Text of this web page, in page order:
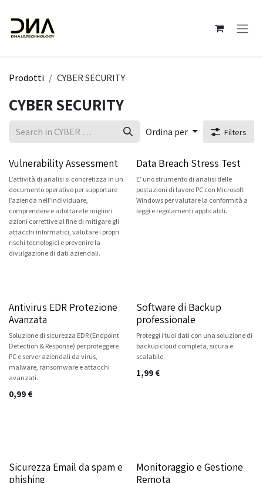
Prodotti CYBER SECURITY
CYBER SECURITY
Ordina per Filters
Vulnerability Assessment
L’attività di analisi si concretizza in un
documento operativo per supportare
l’azienda nell’individuare,
comprendere e adottare le migliori
azioni correttive al fine di mitigare gli
attacchi informatici, valutare i propri
rischi tecnologici e prevenire la
divulgazione di dati aziendali.
Data Breach Stress Test
E’ uno strumento di analisi delle
postazioni di lavoro PC con Microsoft
Windows per valutare la conformità a
leggi e regolamenti applicabili.
Antivirus EDR Protezione
Avanzata
Soluzione di sicurezza EDR (Endpoint
Detection & Response) per proteggere
PC e server aziendali da virus,
malware, ransomware e attacchi
avanzati.
0,99 €
Software di Backup
professionale
Proteggi i tuoi dati con una soluzione di
backup cloud completa, sicura e
scalabile.
1,99€
Sicurezza Email da spam e
phishing
Monitoraggio e Gestione
Remota